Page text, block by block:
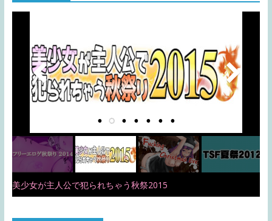
美少女が主人公で犯られちゃう秋祭2015